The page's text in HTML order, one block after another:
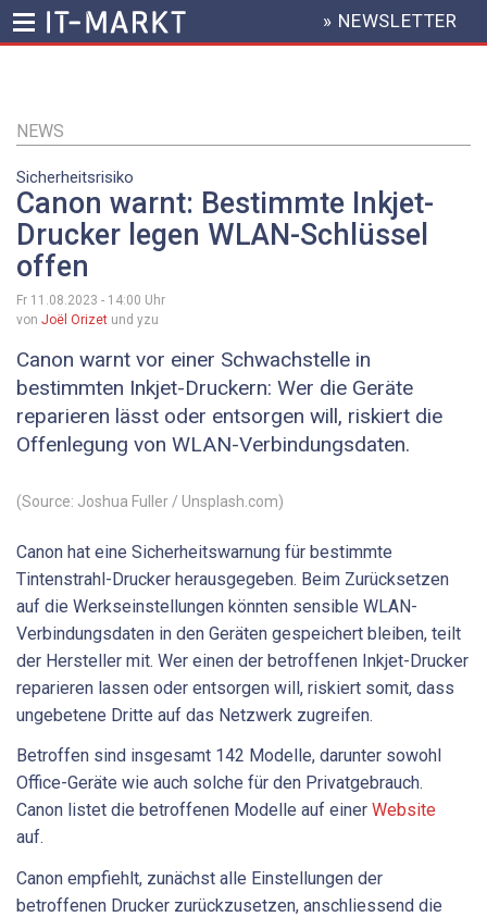
Inhalt
HEADER
MENU
» NEWSLETTER
NEWS
Sicherheitsrisiko
Canon warnt: Bestimmte Inkjet-
Drucker legen WLAN-Schlüssel
offen
Fr 11.08.2023 - 14:00 Uhr
von Joël Orizet und yzu
Canon warnt vor einer Schwachstelle in
bestimmten Inkjet-Druckern: Wer die Geräte
reparieren lässt oder entsorgen will, riskiert die
Offenlegung von WLAN-Verbindungsdaten.
(Source: Joshua Fuller / Unsplash.com)
Canon hat eine Sicherheitswarnung für bestimmte
Tintenstrahl-Drucker herausgegeben. Beim Zurücksetzen
auf die Werkseinstellungen könnten sensible WLAN-
Verbindungsdaten in den Geräten gespeichert bleiben, teilt
der Hersteller mit. Wer einen der betroffenen Inkjet-Drucker
reparieren lassen oder entsorgen will, riskiert somit, dass
ungebetene Dritte auf das Netzwerk zugreifen.
Betroffen sind insgesamt 142 Modelle, darunter sowohl
Office-Geräte wie auch solche für den Privatgebrauch.
Canon listet die betroffenen Modelle auf einer Website
auf.
Canon empfiehlt, zunächst alle Einstellungen der
betroffenen Drucker zurückzusetzen, anschliessend die